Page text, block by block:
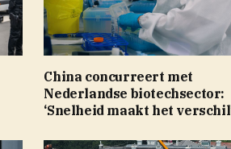
China concurreert met
Nederlandse biotechsector:
‘Snelheid maakt het